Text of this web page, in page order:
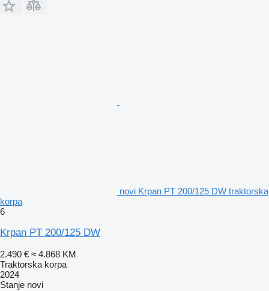
novi Krpan PT 200/125 DW traktorska
korpa
6
Krpan PT 200/125 DW
2.490 € ≈ 4.868 KM
Traktorska korpa
2024
Stanje novi